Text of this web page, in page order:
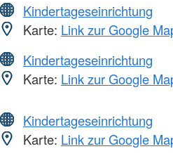
Kindertageseinrichtung
Karte: Link zur Google
Kindertageseinrichtung
Karte: Link zur Google
Kindertageseinrichtung
Karte: Link zur Google